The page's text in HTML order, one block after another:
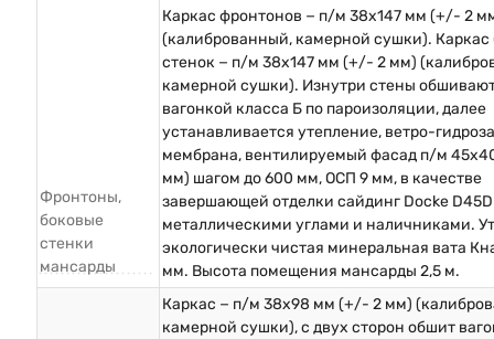
Фронтоны,
боковые
стенки
мансарды
Каркас фронтонов − п/м 38х147 мм (+/- 2
(калиброванный, камерной сушки). Каркас
стенок − п/м 38х147 мм (+/- 2 мм)
камерной сушки). Изнутри стены
вагонкой класса Б по пароизоляции, далее
устанавливается утепление, ветро-
мембрана, вентилируемый фасад п/м
мм) шагом до 600 мм, ОСП 9 мм, в качестве
завершающей отделки сайдинг Docke
металлическими углами и наличниками.
экологически чистая минеральная вата
мм. Высота помещения мансарды 2,5 м.
Каркас − п/м 38х98 мм (+/- 2 мм)
камерной сушки), с двух сторон обшит